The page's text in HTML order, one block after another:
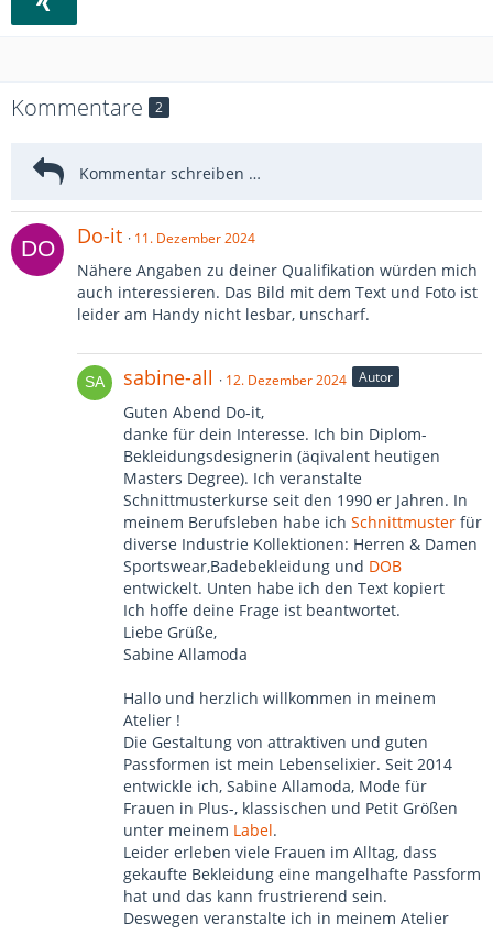
Kommentare 2
Do-it 11. Dezember 2024
Nähere Angaben zu deiner Qualifikation würden mich
auch interessieren. Das Bild mit dem Text und Foto ist
leider am Handy nicht lesbar, unscharf.
sabine-all 12. Dezember 2024 Autor
Guten Abend Do-it,
danke für dein Interesse. Ich bin Diplom-
Bekleidungsdesignerin (äqivalent heutigen
Masters Degree). Ich veranstalte
Schnittmusterkurse seit den 1990 er Jahren. In
meinem Berufsleben habe ich Schnittmuster für
diverse Industrie Kollektionen: Herren & Damen
Sportswear,Badebekleidung und DOB
entwickelt. Unten habe ich den Text kopiert
Ich hoffe deine Frage ist beantwortet.
Liebe Grüße,
Sabine Allamoda
Hallo und herzlich willkommen in meinem
Atelier !
Die Gestaltung von attraktiven und guten
Passformen ist mein Lebenselixier. Seit 2014
entwickle ich, Sabine Allamoda, Mode für
Frauen in Plus-, klassischen und Petit Größen
unter meinem Label.
Leider erleben viele Frauen im Alltag, dass
gekaufte Bekleidung eine mangelhafte Passform
hat und das kann frustrierend sein.
Deswegen veranstalte ich in meinem Atelier